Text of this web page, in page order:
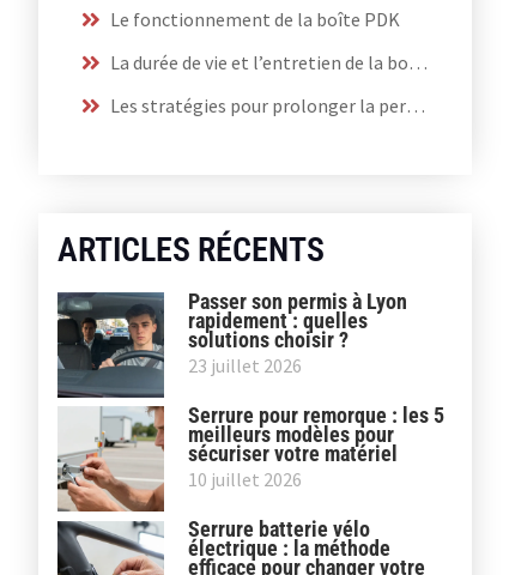
Le fonctionnement de la boîte PDK
La durée de vie et l’entretien de la boîte PDK
Les stratégies pour prolonger la performance
ARTICLES RÉCENTS
Passer son permis à Lyon
rapidement : quelles
solutions choisir ?
23 juillet 2026
Serrure pour remorque : les 5
meilleurs modèles pour
sécuriser votre matériel
10 juillet 2026
Serrure batterie vélo
électrique : la méthode
efficace pour changer votre